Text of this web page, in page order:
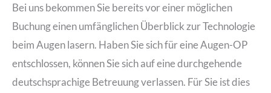
Bei uns bekommen Sie bereits vor einer möglichen
Buchung einen umfänglichen Überblick zur Technologie
beim Augen lasern. Haben Sie sich für eine Augen-OP
entschlossen, können Sie sich auf eine durchgehende
deutschsprachige Betreuung verlassen. Für Sie ist dies